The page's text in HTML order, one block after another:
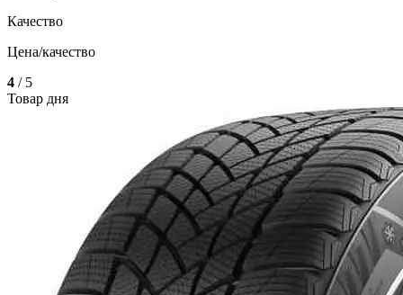
Качество
Цена/качество
4 / 5
Товар дня